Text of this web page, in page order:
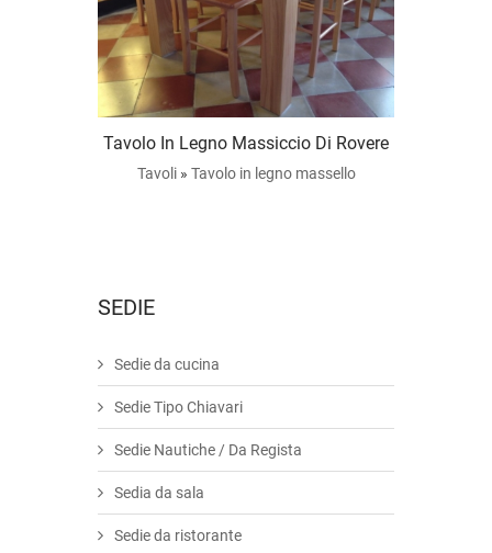
Tavolo In Legno Massiccio Di Rovere
Tavoli» Tavolo in legno massello
SEDIE
Sedie da cucina
Sedie Tipo Chiavari
Sedie Nautiche / Da Regista
Sedia da sala
Sedie da ristorante